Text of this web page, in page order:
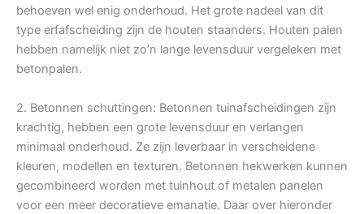
behoeven wel enig onderhoud. Het grote nadeel van dit
type erfafscheiding zijn de houten staanders. Houten palen
hebben namelijk niet zo’n lange levensduur vergeleken met
betonpalen.
2. Betonnen schuttingen: Betonnen tuinafscheidingen zijn
krachtig, hebben een grote levensduur en verlangen
minimaal onderhoud. Ze zijn leverbaar in verscheidene
kleuren, modellen en texturen. Betonnen hekwerken kunnen
gecombineerd worden met tuinhout of metalen panelen
voor een meer decoratieve emanatie. Daar over hieronder